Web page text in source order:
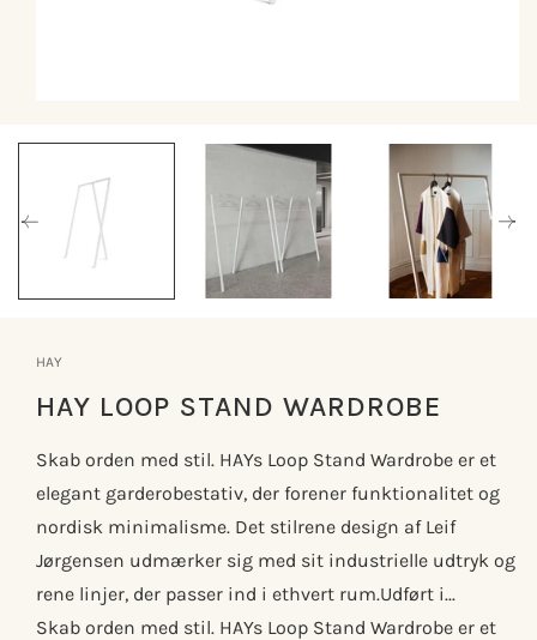
1
modus
HAY
HAY LOOP STAND WARDROBE
Skab orden med stil. HAYs Loop Stand Wardrobe er et
elegant garderobestativ, der forener funktionalitet og
nordisk minimalisme. Det stilrene design af Leif
Jørgensen udmærker sig med sit industrielle udtryk og
rene linjer, der passer ind i ethvert rum.Udført i...
Skab orden med stil. HAYs Loop Stand Wardrobe er et